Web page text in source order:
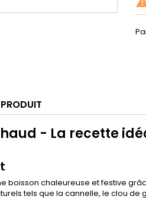
- La recette
boisson chaleureuse et festive
tels que la cannelle, le clou